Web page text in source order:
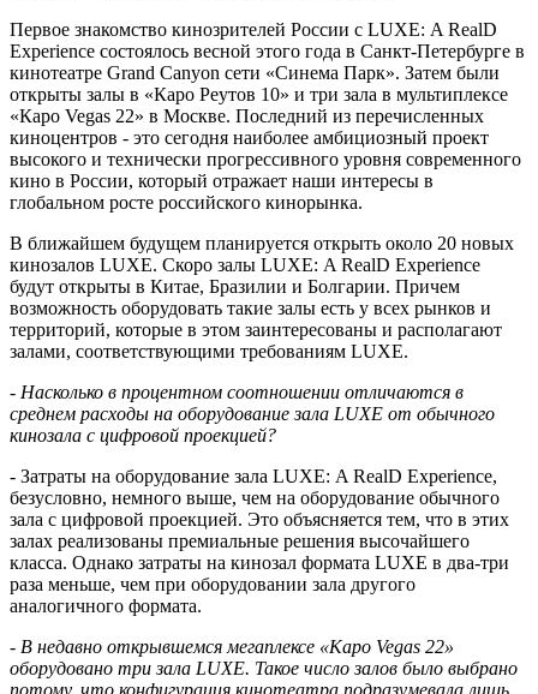
Первое знакомство кинозрителей России с LUXE: A RealD
Experience состоялось весной этого года в Санкт-Петербурге в
кинотеатре Grand Canyon сети «Синема Парк». Затем были
открыты залы в «Каро Реутов 10» и три зала в мультиплексе
«Каро Vegas 22» в Москве. Последний из перечисленных
киноцентров - это сегодня наиболее амбициозный проект
высокого и технически прогрессивного уровня современного
кино в России, который отражает наши интересы в
глобальном росте российского кинорынка.
В ближайшем будущем планируется открыть около 20 новых
кинозалов LUXE. Скоро залы LUXE: A RealD Experience
будут открыты в Китае, Бразилии и Болгарии. Причем
возможность оборудовать такие залы есть у всех рынков и
территорий, которые в этом заинтересованы и располагают
залами, соответствующими требованиям LUXE.
- Насколько в процентном соотношении отличаются в
среднем расходы на оборудование зала LUXE от обычного
кинозала с цифровой проекцией?
- Затраты на оборудование зала LUXE: A RealD Experience,
безусловно, немного выше, чем на оборудование обычного
зала с цифровой проекцией. Это объясняется тем, что в этих
залах реализованы премиальные решения высочайшего
класса. Однако затраты на кинозал формата LUXE в два-три
раза меньше, чем при оборудовании зала другого
аналогичного формата.
- В недавно открывшемся мегаплексе «Каро Vegas 22»
оборудовано три зала LUXE. Такое число залов было выбрано
потому, что конфигурация кинотеатра подразумевала лишь